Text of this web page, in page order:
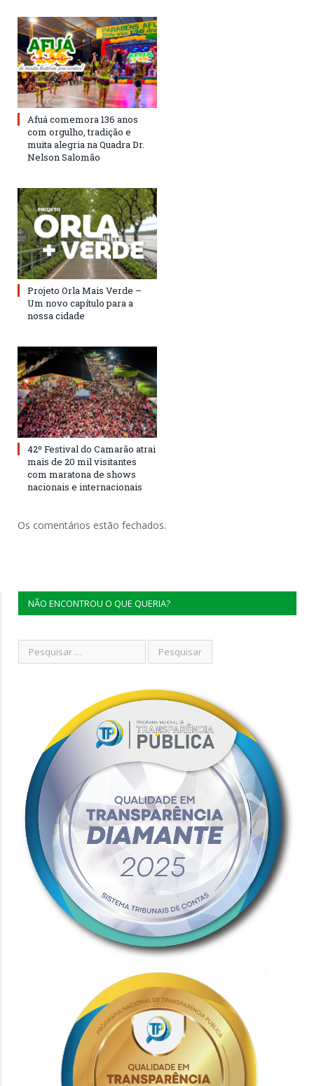
Afuá comemora 136 anos
com orgulho, tradição e
muita alegria na Quadra Dr.
Nelson Salomão
Projeto Orla Mais Verde –
Um novo capítulo para a
nossa cidade
42º Festival do Camarão atrai
mais de 20 mil visitantes
com maratona de shows
nacionais e internacionais
Os comentários estão fechados.
NÃO ENCONTROU O QUE QUERIA?